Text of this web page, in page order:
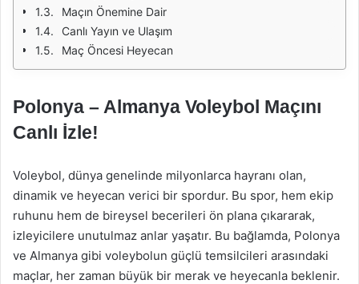
Maçın Önemine Dair
Canlı Yayın ve Ulaşım
Maç Öncesi Heyecan
Polonya – Almanya Voleybol Maçını
Canlı İzle!
Voleybol, dünya genelinde milyonlarca hayranı olan,
dinamik ve heyecan verici bir spordur. Bu spor, hem ekip
ruhunu hem de bireysel becerileri ön plana çıkararak,
izleyicilere unutulmaz anlar yaşatır. Bu bağlamda, Polonya
ve Almanya gibi voleybolun güçlü temsilcileri arasındaki
maçlar, her zaman büyük bir merak ve heyecanla beklenir.